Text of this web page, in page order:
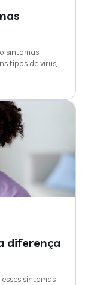
sintomas
tipos de vírus,
diferença
sintomas